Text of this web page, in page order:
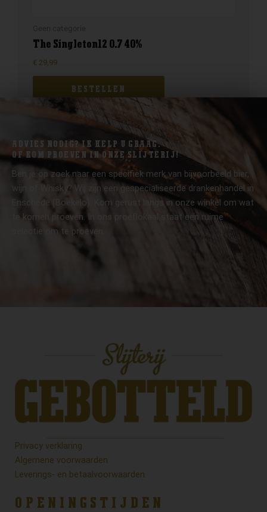
The Singleton12 0.7 40%
€ 29,99
BESTELLEN
ADVIES NODIG? IK HELP U GRAAG.
OF KOM PROEVEN IN ONZE SLIJTERIJ!
Ben je op zoek naar een specifiek merk van bijvoorbeeld bier,
wijn of Whisky? Wij zijn een gespecialiseerde drankenhandel in
Enschede (Boekelo). Kom gerust langs in onze winkel om wat
te komen proeven. In ons proeflokaal staat een ruime
selectie om te proeven.
Privacy verklaring
Algemene voorwaarden
Leverings- en betaalvoorwaarden
OPENINGSTIJDEN